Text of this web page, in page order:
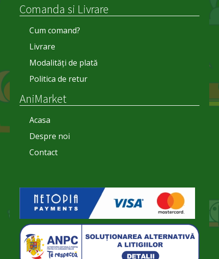
Comanda si Livrare
Cum comand?
Livrare
Modalități de plată
Politica de retur
AniMarket
Acasa
Despre noi
Contact